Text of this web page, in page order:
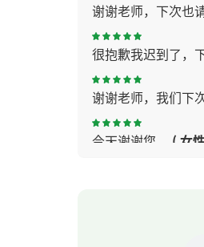
谢谢老师，下次也
很抱歉我迟到了，
谢谢老师，我们下
今天谢谢您。 ( 女